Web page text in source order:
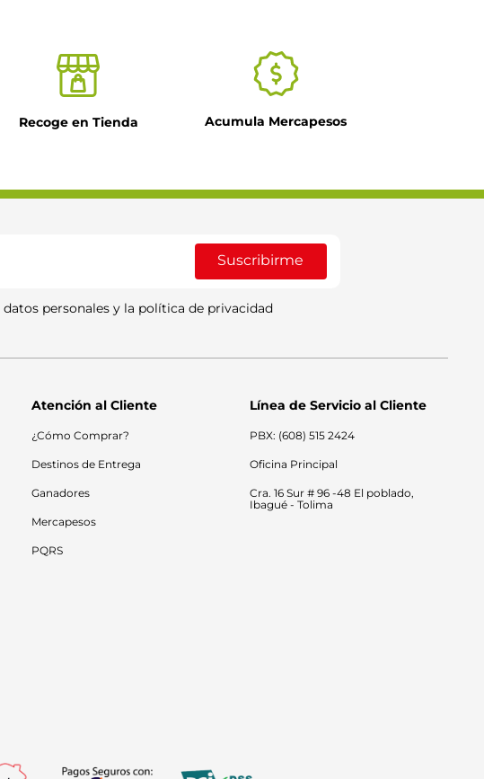
Recoge en Tienda Acumula Mercapesos
Suscribirme
personales y la política de privacidad
Atención al Cliente
¿Cómo Comprar?
Destinos de Entrega
Ganadores
Mercapesos
PQRS
Línea de Servicio al Cliente
PBX: (608) 515 2424
Oficina Principal
Cra. 16 Sur # 96 -48 El poblado,
Ibagué - Tolima